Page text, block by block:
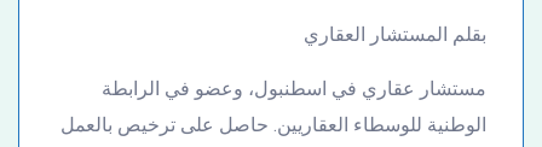
بقلم المستشار العقاري
مستشار عقاري في اسطنبول، وعضو في الرابطة
الوطنية للوسطاء العقاريين. حاصل على ترخيص بالعمل